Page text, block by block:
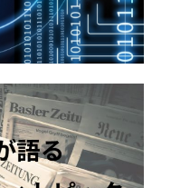
en-US/advisory/CVE-
en-US/advisory/CVE-
en-US/advisory/CVE-